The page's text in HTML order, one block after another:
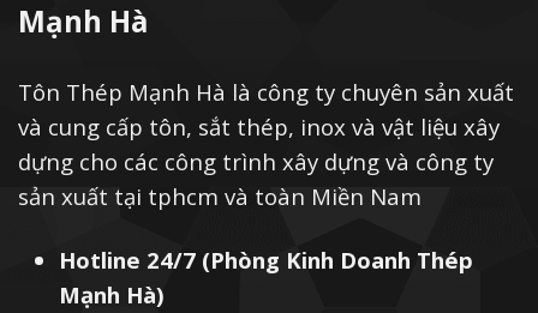
Mạnh Hà
Tôn Thép Mạnh Hà là công ty chuyên sản xuất
và cung cấp tôn, sắt thép, inox và vật liệu xây
dựng cho các công trình xây dựng và công ty
sản xuất tại tphcm và toàn Miền Nam
Hotline 24/7 (Phòng Kinh Doanh Thép
Mạnh Hà)